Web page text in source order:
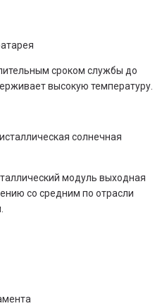
сроком службы до
высокую температуру.
солнечная
модуль выходная
со средним по отрасли